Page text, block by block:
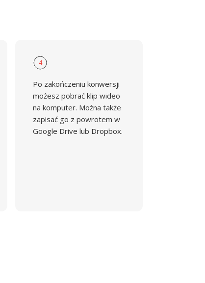
4
Po zakończeniu konwersji
możesz pobrać klip wideo
na komputer. Można także
zapisać go z powrotem w
Google Drive lub Dropbox.